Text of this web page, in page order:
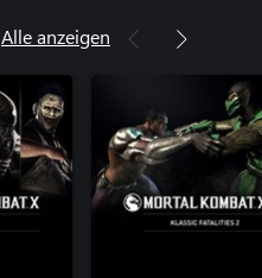
Alle anzeigen